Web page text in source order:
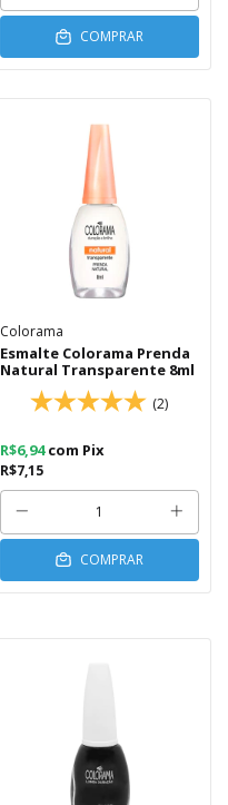
COMPRAR
Colorama
Esmalte Colorama Prenda
Natural Transparente 8ml
(2)
R$7,15
R$6,94com Pix
COMPRAR